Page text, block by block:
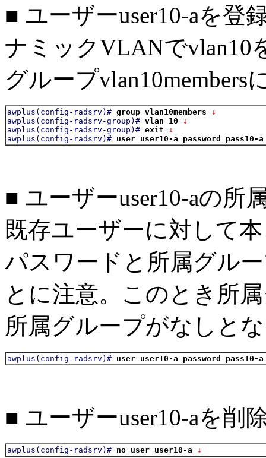
■ ユーザーuser10-aを登
ナミックVLANでvlan10
グループ
awplus(config-radsrv)# group vlan10members ↓
awplus(config-radsrv-group)# vlan 10 ↓
awplus(config-radsrv-group)# exit ↓
awplus(config-radsrv)# user user10-a password pass10-a
■ ユーザーuser10-aの所
既存ユーザーに対して
パスワードと所属グル
とに注意。このとき所
所属グループがなしと
awplus(config-radsrv)# user user10-a password pass10-a
■ ユーザーuser10-aを削
awplus(config-radsrv)# no user user10-a ↓